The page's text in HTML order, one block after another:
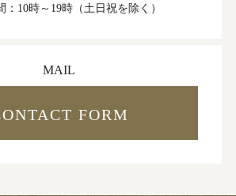
：10時～19時（土日祝を除く）
MAIL
FORM